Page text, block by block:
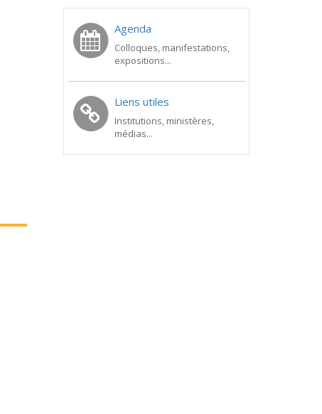
Agenda
Colloques, manifestations,
expositions...
Liens utiles
Institutions, ministères,
médias...